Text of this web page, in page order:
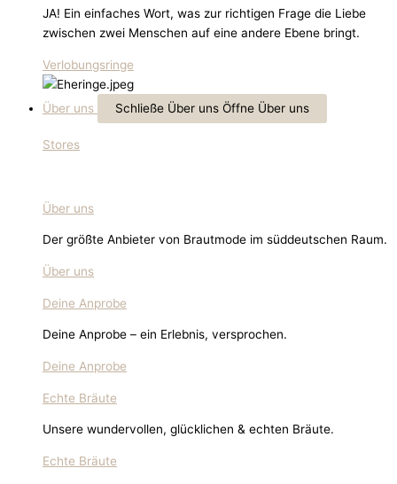
JA! Ein einfaches Wort, was zur richtigen Frage die Liebe
zwischen zwei Menschen auf eine andere Ebene bringt.
Verlobungsringe
Über uns Schließe Über uns Öffne Über uns
Stores
Über uns
Der größte Anbieter von Brautmode im süddeutschen Raum.
Über uns
Deine Anprobe
Deine Anprobe – ein Erlebnis, versprochen.
Deine Anprobe
Echte Bräute
Unsere wundervollen, glücklichen & echten Bräute.
Echte Bräute